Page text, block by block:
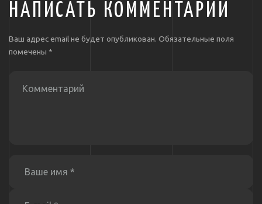
НАПИСАТЬ КОММЕНТАРИЙ
Ваш адрес email не будет опубликован. Обязательные поля
помечены *